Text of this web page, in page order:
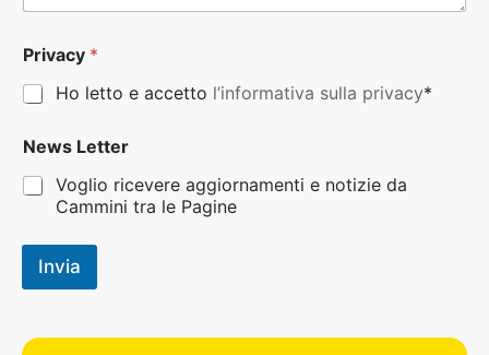
Privacy *
Ho letto e accetto l’informativa sulla privacy*
News Letter
Voglio ricevere aggiornamenti e notizie da
Cammini tra le Pagine
Invia